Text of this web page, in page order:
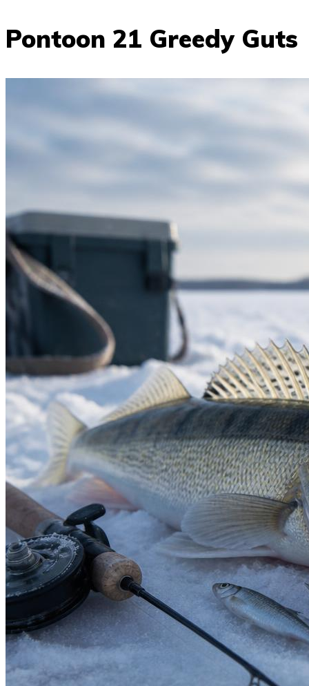
Pontoon 21 Greedy Guts